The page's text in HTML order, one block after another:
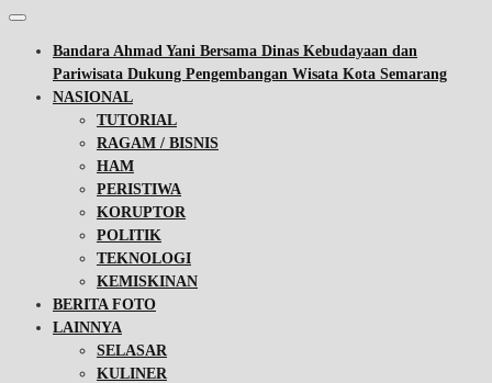
Bandara Ahmad Yani Bersama Dinas Kebudayaan dan
Pariwisata Dukung Pengembangan Wisata Kota Semarang
NASIONAL
TUTORIAL
RAGAM / BISNIS
HAM
PERISTIWA
KORUPTOR
POLITIK
TEKNOLOGI
KEMISKINAN
BERITA FOTO
LAINNYA
SELASAR
KULINER